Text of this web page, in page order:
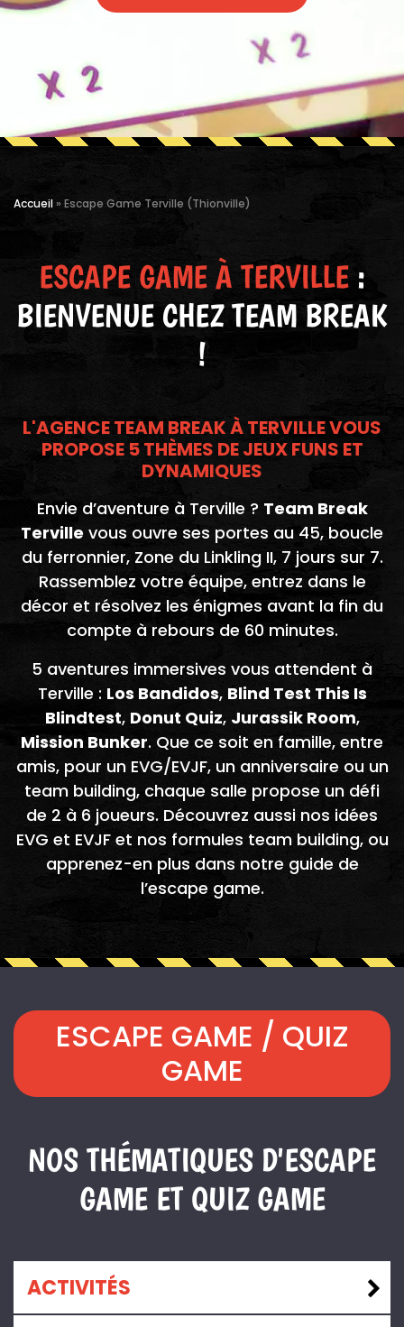
Accueil » Escape Game Terville (Thionville)
ESCAPE GAME À TERVILLE :
BIENVENUE CHEZ TEAM BREAK
!
L'AGENCE TEAM BREAK À TERVILLE VOUS
PROPOSE 5 THÈMES DE JEUX FUNS ET
DYNAMIQUES
Envie d’aventure à Terville ? Team Break
Terville vous ouvre ses portes au 45, boucle
du ferronnier, Zone du Linkling II, 7 jours sur 7.
Rassemblez votre équipe, entrez dans le
décor et résolvez les énigmes avant la fin du
compte à rebours de 60 minutes.
5 aventures immersives vous attendent à
Terville : Los Bandidos, Blind Test This Is
Blindtest, Donut Quiz, Jurassik Room,
Mission Bunker. Que ce soit en famille, entre
amis, pour un EVG/EVJF, un anniversaire ou un
team building, chaque salle propose un défi
de 2 à 6 joueurs. Découvrez aussi nos idées
EVG et EVJFet nos formules team building, ou
apprenez-en plus dans notre guide de
l’escape game.
ESCAPE GAME / QUIZ
GAME
NOS THÉMATIQUES D'ESCAPE
GAME ET QUIZ GAME
ACTIVITÉS